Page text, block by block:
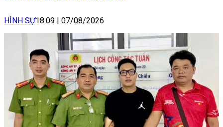
HÌNH SỰ18:09 | 07/08/2026